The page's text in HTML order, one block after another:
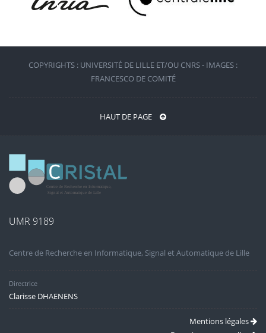
COPYRIGHTS : UNIVERSITÉ DE LILLE ET/OU CNRS - IMAGES :
FRANCESCO DE COMITÉ
HAUT DE PAGE
UMR 9189
Centre de Recherche en Informatique, Signal et Automatique de Lille
Directrice
Clarisse DHAENENS
Mentions légales